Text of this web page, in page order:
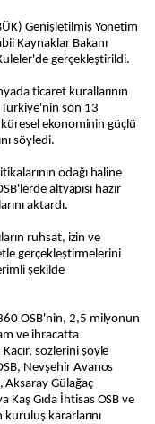
Genişletilmiş Yönetim
Kaynaklar Bakanı
gerçekleştirildi.
ticaret kurallarının
Türkiye'nin son 13
ekonominin güçlü
söyledi.
odağı haline
altyapısı hazır
aktardı.
ruhsat, izin ve
gerçekleştirmelerini
şekilde
OSB'nin, 2,5 milyonun
ve ihracatta
sözlerini şöyle
Nevşehir Avanos
Aksaray Gülağaç
Kaş Gıda İhtisas OSB ve
kararlarını